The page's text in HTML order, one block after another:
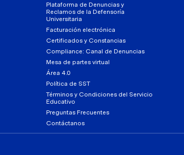
Plataforma de Denuncias y
Reclamos de la Defensoría
Universitaria
Facturación electrónica
Certificados y Constancias
Compliance: Canal de Denuncias
Mesa de partes virtual
Área 4.0
Política de SST
Términos y Condiciones del Servicio
Educativo
Preguntas Frecuentes
Contáctanos